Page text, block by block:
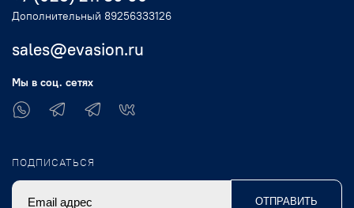
Дополнительный 89256333126
sales@evasion.ru
Мы в соц. сетях
ПОДПИСАТЬСЯ
ОТПРАВИТЬ